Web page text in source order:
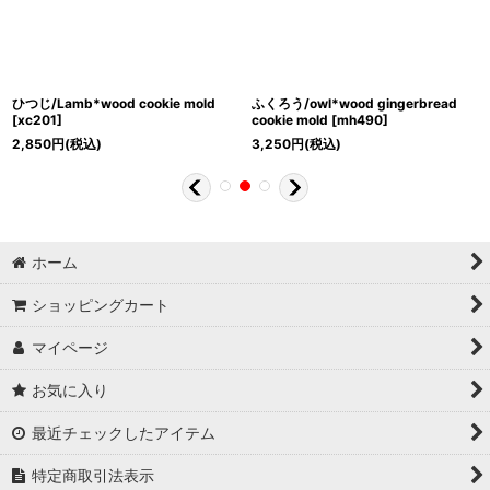
ひつじ/Lamb*wood cookie mold
[xc201]
2,850円(税込)
ふくろう/owl*wood gingerbread
cookie mold [mh490]
3,250円(税込)
ホーム
ショッピングカート
マイページ
お気に入り
最近チェックしたアイテム
特定商取引法表示